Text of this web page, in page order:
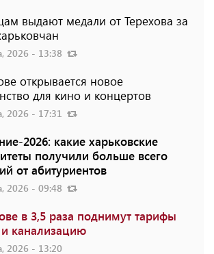
выдают медали от Терехова за
2026 - 13:38
открывается новое
для кино и концертов
2026 - 17:31
2026: какие харьковские
получили больше всего
от абитуриентов
2026 - 09:48
в 3,5 раза поднимут тарифы
канализацию
2026 - 13:20